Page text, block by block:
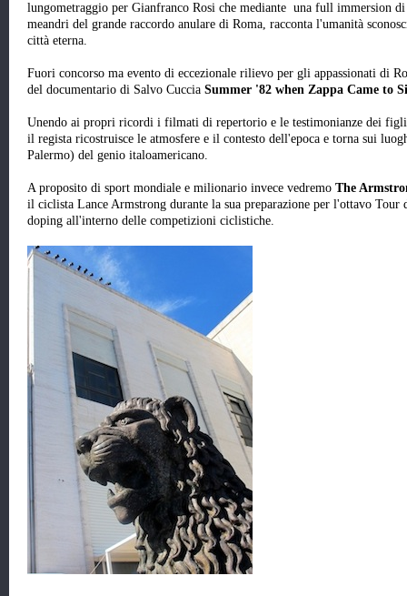
lungometraggio per Gianfranco Rosi che mediante una full immersion
meandri del grande raccordo anulare di Roma, racconta l'umanità
città eterna.
Fuori concorso ma evento di eccezionale rilievo per gli appassionati di
del documentario di Salvo Cuccia Summer '82 when Zappa Came to
Unendo ai propri ricordi i filmati di repertorio e le testimonianze dei
il regista ricostruisce le atmosfere e il contesto dell'epoca e torna sui
Palermo) del genio italoamericano.
A proposito di sport mondiale e milionario invece vedremo The
il ciclista Lance Armstrong durante la sua preparazione per l'ottavo Tour
doping all'interno delle competizioni ciclistiche.